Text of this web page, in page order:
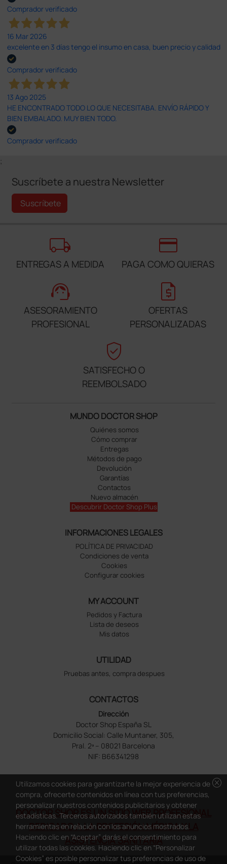
Comprador verificado
16 Mar 2026
excelente en 3 días tengo el insumo en casa, buen precio y calidad
Comprador verificado
13 Ago 2025
HE ENCONTRADO TODO LO QUE NECESITABA. ENVÍO RÁPIDO Y
BIEN EMBALADO. MUY BIEN TODO.
Comprador verificado
;
Suscríbete a nuestra Newsletter
Suscríbete
local_shipping
ENTREGAS A MEDIDA
credit_card
PAGA COMO QUIERAS
support_agent
ASESORAMIENTO
PROFESIONAL
request_quote
OFERTAS
PERSONALIZADAS
verified_user
SATISFECHO O
REEMBOLSADO
MUNDO DOCTOR SHOP
Quiénes somos
Cómo comprar
Entregas
Métodos de pago
Devolución
Garantías
Contactos
Nuevo almacén
Descubrir Doctor Shop Plus
INFORMACIONES LEGALES
POLÍTICA DE PRIVACIDAD
Condiciones de venta
Cookies
Configurar cookies
MY ACCOUNT
Pedidos y Factura
Lista de deseos
Mis datos
UTILIDAD
Pruebas antes, compra despues
CONTACTOS
Dirección
Doctor Shop España SL
Domicilio Social: Calle Muntaner, 305,
Pral. 2ª – 08021 Barcelona
NIF: B66341298
DOCTOR SHOP ES UN SITIO WEB PROFESIONAL
DEDICADO A LA PROFESIÓN MÉDICA Y LA
ASISTENCIA SANITARIA
cancel
Utilizamos cookies para garantizarte la mejor experiencia de
compra, ofrecerte contenidos en línea con tus preferencias,
personalizar nuestros contenidos publicitarios y obtener
estadísticas. Terceros autorizados también utilizan estas
herramientas en relación con los anuncios mostrados.
Haciendo clic en “Aceptar” darás el consentimiento para
utilizar todas las cookies. Haciendo clic en “Personalizar
Cookies” es posible personalizar tus preferencias de uso de